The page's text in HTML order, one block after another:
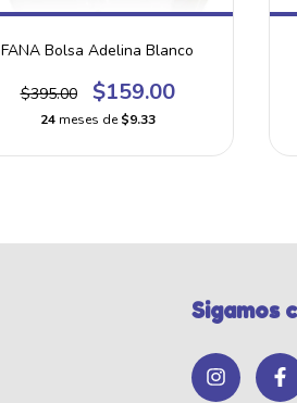
FANA Bolsa Adelina Blanco
$395.00 $159.00
24 meses de$9.33
Sigamos